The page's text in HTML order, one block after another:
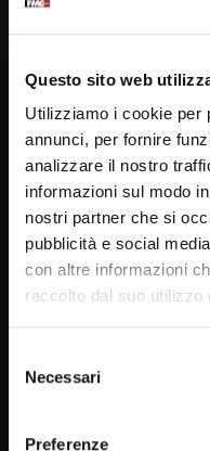
Questo sito web
Utilizziamo i cookie per
annunci, per fornire
analizzare il nostro
informazioni sul modo
nostri partner che si
pubblicità e social
con altre informazioni
raccolto dal suo utilizzo
delNecessari
Preferenze
CELEBRAZIONI
(fr. Aldo Broccato)
ROBERTOM 30/12/
Santo Rosario e